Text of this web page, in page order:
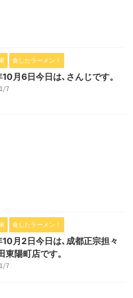
食したラーメン！
月6日今日は､さんじです。
7
食したラーメン！
月2日今日は､成都正宗担々
東陽町店です。
7